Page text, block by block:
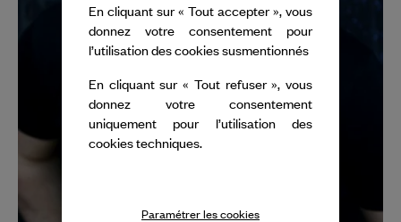
En cliquant sur « Tout accepter », vous
donnez votre consentement pour
l’utilisation des cookies susmentionnés
En cliquant sur « Tout refuser », vous
donnez votre consentement
uniquement pour l’utilisation des
cookies techniques.
Paramétrer les cookies